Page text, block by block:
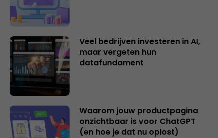
Veel bedrijven investeren in AI,
maar vergeten hun
datafundament
Waarom jouw productpagina
onzichtbaar is voor ChatGPT
(en hoe je dat nu oplost)